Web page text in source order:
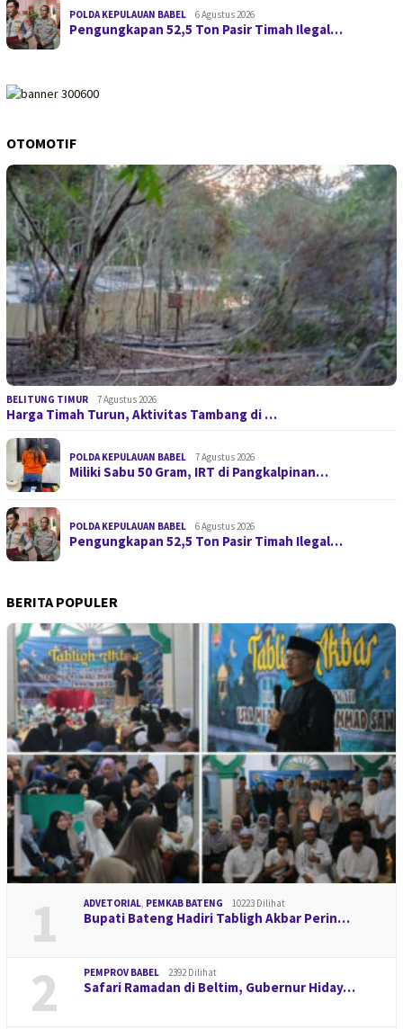
POLDA KEPULAUAN BABEL 6 Agustus 2026
Pengungkapan 52,5 Ton Pasir Timah Ilegal…
OTOMOTIF
BELITUNG TIMUR 7 Agustus 2026
Harga Timah Turun, Aktivitas Tambang di …
POLDA KEPULAUAN BABEL 7 Agustus 2026
Miliki Sabu 50 Gram, IRT di Pangkalpinan…
POLDA KEPULAUAN BABEL 6 Agustus 2026
Pengungkapan 52,5 Ton Pasir Timah Ilegal…
BERITA POPULER
1 ADVETORIAL, PEMKAB BATENG 10223 Dilihat
Bupati Bateng Hadiri Tabligh Akbar Perin…
2 PEMPROV BABEL 2392 Dilihat
Safari Ramadan di Beltim, Gubernur Hiday…